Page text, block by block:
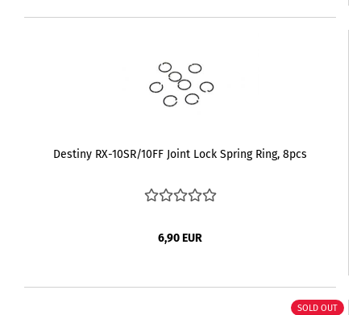
Destiny RX-10SR/10FF Joint Lock Spring Ring, 8pcs
6,90 EUR
SOLD OUT